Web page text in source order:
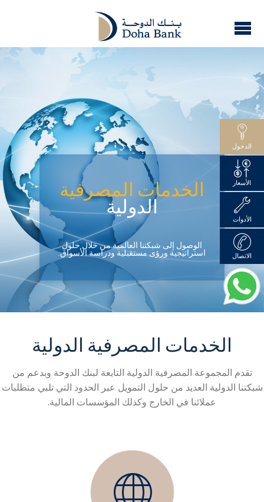
الخدمات المصرفية
الدولية
الوصول إلى شبكتنا العالمية من خلال حلول
استراتيجية ورؤى مستقبلية ودراسة الأسواق.
الخدمات المصرفية الدولية
تقدم المجموعة المصرفية الدولية التابعة لبنك الدوحة وبدعم من
شبكتنا الدولية العديد من حلول التمويل عبر الحدود التي تلبي متطلبات
عملائنا في الخارج وكذلك المؤسسات المالية.
الدخول
الأسعار
الأدوات
الاتصال